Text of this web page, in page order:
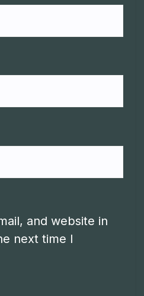
and website in
next time I